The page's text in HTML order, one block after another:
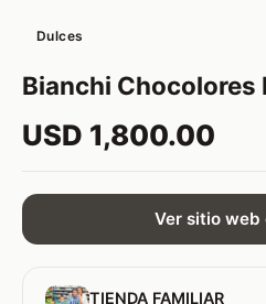
Dulces
Bianchi Chocolores
USD 1,800.00
Ver sitio web
TIENDA FAMILIAR